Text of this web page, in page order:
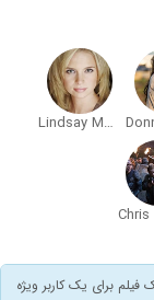
Lindsay Maxwell